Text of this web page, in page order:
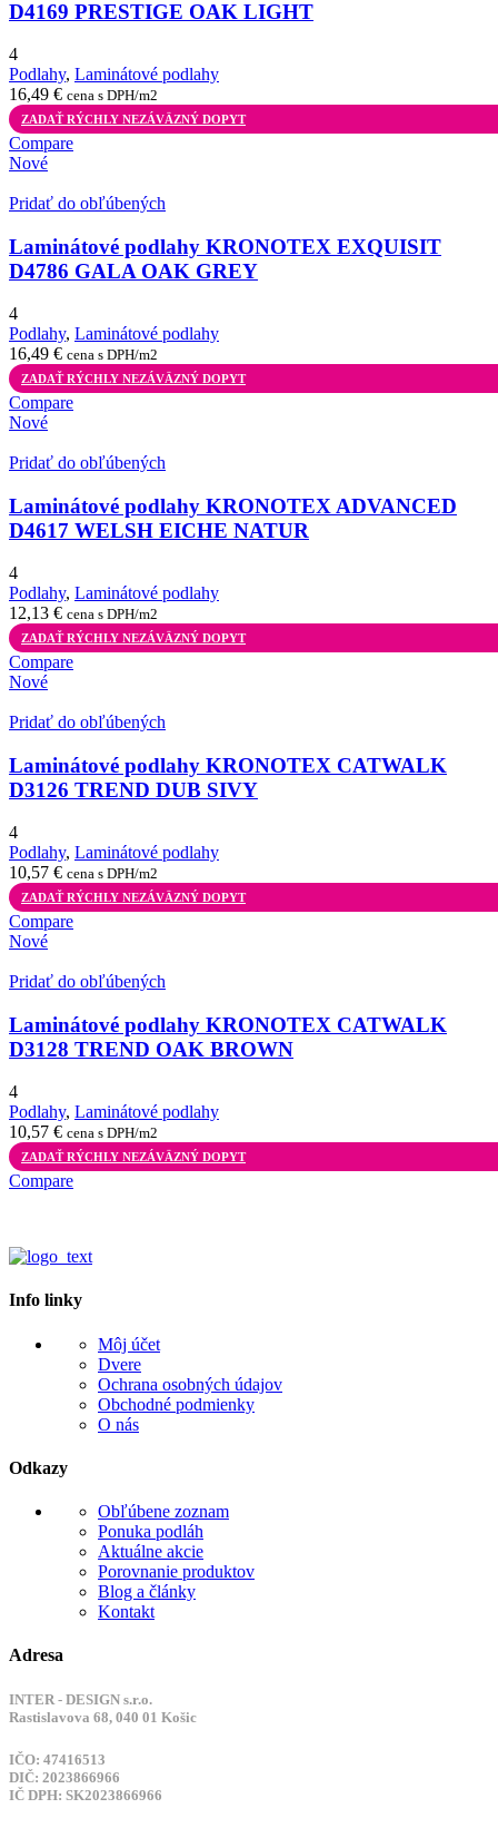
D4169 PRESTIGE OAK LIGHT
4
Podlahy, Laminátové podlahy
16,49 € cena s DPH/m2
ZADAŤ RÝCHLY NEZÁVÄZNÝ DOPYT
Compare
Nové
Pridať do obľúbených
Laminátové podlahy KRONOTEX EXQUISIT
D4786 GALA OAK GREY
4
Podlahy, Laminátové podlahy
16,49 € cena s DPH/m2
ZADAŤ RÝCHLY NEZÁVÄZNÝ DOPYT
Compare
Nové
Pridať do obľúbených
Laminátové podlahy KRONOTEX ADVANCED
D4617 WELSH EICHE NATUR
4
Podlahy, Laminátové podlahy
12,13 € cena s DPH/m2
ZADAŤ RÝCHLY NEZÁVÄZNÝ DOPYT
Compare
Nové
Pridať do obľúbených
Laminátové podlahy KRONOTEX CATWALK
D3126 TREND DUB SIVY
4
Podlahy, Laminátové podlahy
10,57 € cena s DPH/m2
ZADAŤ RÝCHLY NEZÁVÄZNÝ DOPYT
Compare
Nové
Pridať do obľúbených
Laminátové podlahy KRONOTEX CATWALK
D3128 TREND OAK BROWN
4
Podlahy, Laminátové podlahy
10,57 € cena s DPH/m2
ZADAŤ RÝCHLY NEZÁVÄZNÝ DOPYT
Compare
Info linky
Môj účet
Dvere
Ochrana osobných údajov
Obchodné podmienky
O nás
Odkazy
Obľúbene zoznam
Ponuka podláh
Aktuálne akcie
Porovnanie produktov
Blog a články
Kontakt
Adresa
INTER - DESIGN s.r.o.
Rastislavova 68, 040 01 Košic
IČO: 47416513
DIČ: 2023866966
IČ DPH: SK2023866966